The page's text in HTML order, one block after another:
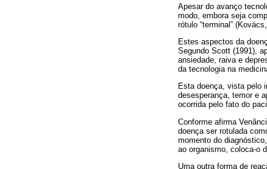
Apesar do avanço
modo, embora seja
rótulo “terminal”
Estes aspectos da
Segundo Scott (1991),
ansiedade, raiva e
da tecnologia na
Esta doença, vista pelo
desesperança, temor e
ocorrida pelo fato do
Conforme afirma
doença ser rotulada
momento do
ao organismo, coloca-o
Uma outra forma de